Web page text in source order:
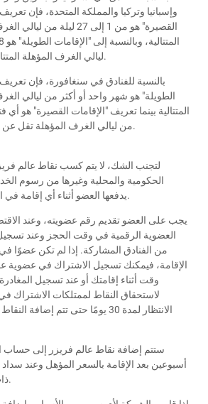
وإسبانيا وتركيا والمملكة المتحدة، فإن
القصيرة" هو من 1 إلى 27 ليلة من
ليالي الغرف المؤهلة المتتالية أو أكثر.
بالنسبة للفنادق في سنغافورة، فإن
الطويلة" هو شهر واحد أو أكثر من ليالي
المتتالية بينما تعريف "الإقامات القصيرة" هو أي
من ليالي الغرف المؤهلة تقل عن شهر واحد.
لتجنب الشك، لا يتم كسب نقاط عالم
الحكومية والمحلية وغيرها من رسوم
يدفعها العضو أثناء أي إقامة في الفنادق المشاركة.
يجب على العضو تقديم رقم عضويته، وعند
العضوية الرقمية في وقت الحجز وعند
من الفنادق المشاركة. إذا لم تكن عضوًا في
الإقامة، فيمكنك تسجيل الاشتراك في عضوية
وقت أثناء إقامتك أو عند تسجيل
لاستحقاق النقاط لممتلكات الاشتراك
الانتظار لمدة 30 يومًا حتى تتم
ستتم إضافة نقاط عالم فريزر إلى
أسبوعين بعد الإقامة بالسعر المؤهل وعند
ذات الصلة بالكامل.